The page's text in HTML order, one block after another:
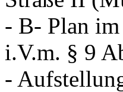
- B- Plan
i.V.m. § 9
-